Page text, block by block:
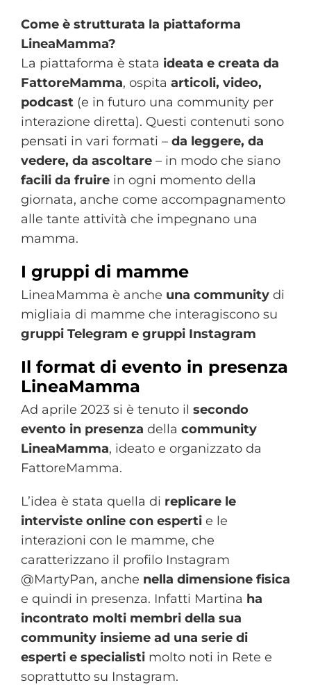
Come è strutturata la piattaforma
LineaMamma?
La piattaforma è stata ideata e creata da
FattoreMamma, ospita articoli, video,
podcast (e in futuro una community per
interazione diretta). Questi contenuti sono
pensati in vari formati – da leggere, da
vedere, da ascoltare – in modo che siano
facili da fruire in ogni momento della
giornata, anche come accompagnamento
alle tante attività che impegnano una
mamma.
I gruppi di mamme
LineaMamma è anche una community di
migliaia di mamme che interagiscono su
gruppi Telegram e gruppi Instagram
Il format di evento in presenza
LineaMamma
Ad aprile 2023 si è tenuto il secondo
evento in presenza della community
LineaMamma, ideato e organizzato da
FattoreMamma.
L’idea è stata quella di replicare le
interviste online con esperti e le
interazioni con le mamme, che
caratterizzano il profilo Instagram
@MartyPan, anche nella dimensione fisica
e quindi in presenza. Infatti Martina ha
incontrato molti membri della sua
community insieme ad una serie di
esperti e specialisti molto noti in Rete e
soprattutto su Instagram.